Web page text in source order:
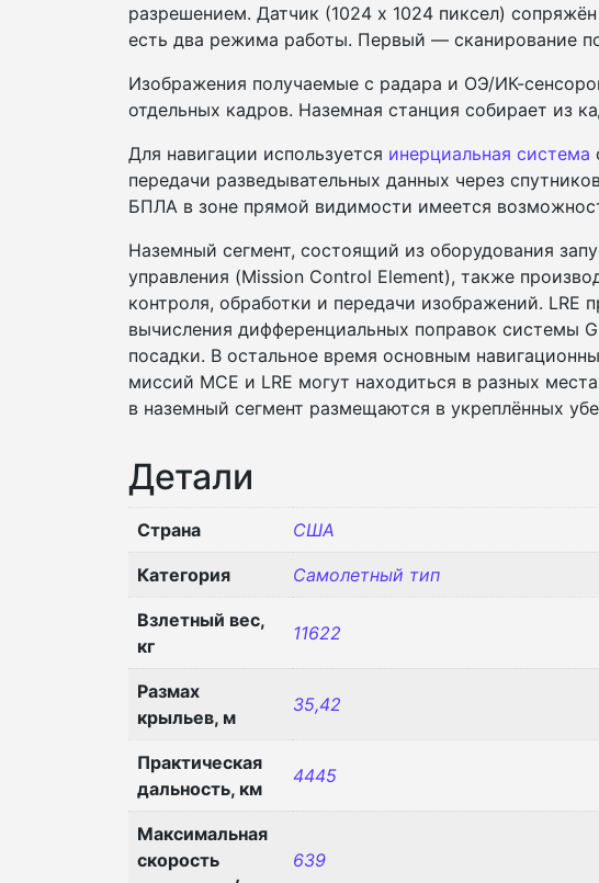
разрешением. Датчик (1024 x 1024 пиксел)
есть два режима работы. Первый — сканирование
Изображения получаемые с радара и ОЭ/ИК-
отдельных кадров. Наземная станция собирает из
Для навигации используется инерциальная система
передачи разведывательных данных через
БПЛА в зоне прямой видимости имеется
Наземный сегмент, состоящий из оборудования
управления (Mission Control Element), также
контроля, обработки и передачи изображений. LRE
вычисления дифференциальных поправок системы
посадки. В остальное время основным
миссий MCE и LRE могут находиться в разных
в наземный сегмент размещаются в укреплённых
Детали
Страна США
Категория Самолетный тип
Взлетный вес,
кг
11622
Размах
крыльев, м
35,42
Практическая
дальность, км
4445
Максимальная
скорость
639